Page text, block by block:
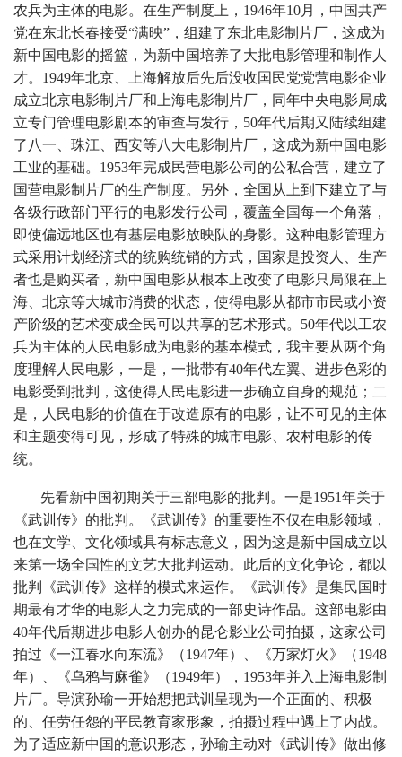
农兵为主体的电影。在生产制度上，1946年10月，中国共产
党在东北长春接受“满映”，组建了东北电影制片厂，这成为
新中国电影的摇篮，为新中国培养了大批电影管理和制作人
才。1949年北京、上海解放后先后没收国民党党营电影企业
成立北京电影制片厂和上海电影制片厂，同年中央电影局成
立专门管理电影剧本的审查与发行，50年代后期又陆续组建
了八一、珠江、西安等八大电影制片厂，这成为新中国电影
工业的基础。1953年完成民营电影公司的公私合营，建立了
国营电影制片厂的生产制度。另外，全国从上到下建立了与
各级行政部门平行的电影发行公司，覆盖全国每一个角落，
即使偏远地区也有基层电影放映队的身影。这种电影管理方
式采用计划经济式的统购统销的方式，国家是投资人、生产
者也是购买者，新中国电影从根本上改变了电影只局限在上
海、北京等大城市消费的状态，使得电影从都市市民或小资
产阶级的艺术变成全民可以共享的艺术形式。50年代以工农
兵为主体的人民电影成为电影的基本模式，我主要从两个角
度理解人民电影，一是，一批带有40年代左翼、进步色彩的
电影受到批判，这使得人民电影进一步确立自身的规范；二
是，人民电影的价值在于改造原有的电影，让不可见的主体
和主题变得可见，形成了特殊的城市电影、农村电影的传
统。
先看新中国初期关于三部电影的批判。一是1951年关于
《武训传》的批判。《武训传》的重要性不仅在电影领域，
也在文学、文化领域具有标志意义，因为这是新中国成立以
来第一场全国性的文艺大批判运动。此后的文化争论，都以
批判《武训传》这样的模式来运作。《武训传》是集民国时
期最有才华的电影人之力完成的一部史诗作品。这部电影由
40年代后期进步电影人创办的昆仑影业公司拍摄，这家公司
拍过《一江春水向东流》（1947年）、《万家灯火》（1948
年）、《乌鸦与麻雀》（1949年），1953年并入上海电影制
片厂。导演孙瑜一开始想把武训呈现为一个正面的、积极
的、任劳任怨的平民教育家形象，拍摄过程中遇上了内战。
为了适应新中国的意识形态，孙瑜主动对《武训传》做出修